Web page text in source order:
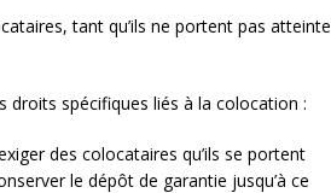
tant qu’ils ne portent pas atteinte
droits spécifiques liés à la colocation :
des colocataires qu’ils se portent
le dépôt de garantie jusqu’à ce